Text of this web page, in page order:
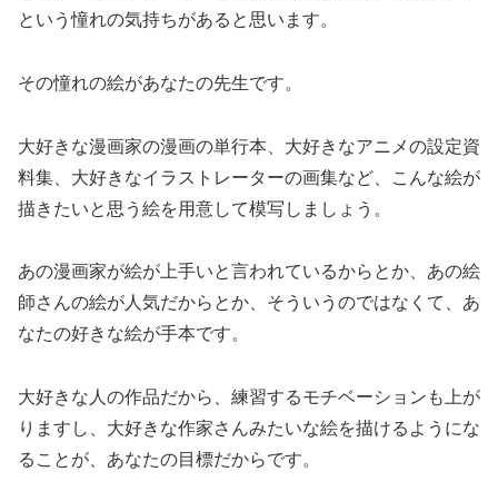
という憧れの気持ちがあると思います。
その憧れの絵があなたの先生です。
大好きな漫画家の漫画の単行本、大好きなアニメの設定資
料集、大好きなイラストレーターの画集など、こんな絵が
描きたいと思う絵を用意して模写しましょう。
あの漫画家が絵が上手いと言われているからとか、あの絵
師さんの絵が人気だからとか、そういうのではなくて、あ
なたの好きな絵が手本です。
大好きな人の作品だから、練習するモチベーションも上が
りますし、大好きな作家さんみたいな絵を描けるようにな
ることが、あなたの目標だからです。